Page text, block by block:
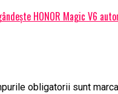
HONOR Magic V6
obligatorii sunt